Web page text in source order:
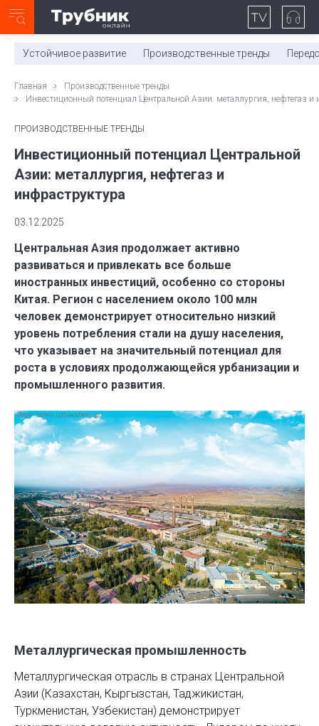
0:00/ 11:03
Устойчивое развитие Производственные тренды
Главная
Производственные тренды
Инвестиционный потенциал Центральной Азии: металлургия, нефтегаз и
ПРОИЗВОДСТВЕННЫЕ ТРЕНДЫ
Инвестиционный потенциал Центральной
Азии: металлургия, нефтегаз и
инфраструктура
03.12.2025
Центральная Азия продолжает активно
развиваться и привлекать все больше
иностранных инвестиций, особенно со стороны
Китая. Регион с населением около 100 млн
человек демонстрирует относительно низкий
уровень потребления стали на душу населения,
что указывает на значительный потенциал для
роста в условиях продолжающейся урбанизации и
промышленного развития.
Металлургическая промышленность
Металлургическая отрасль в странах Центральной
Азии (Казахстан, Кыргызстан, Таджикистан,
Туркменистан, Узбекистан) демонстрирует